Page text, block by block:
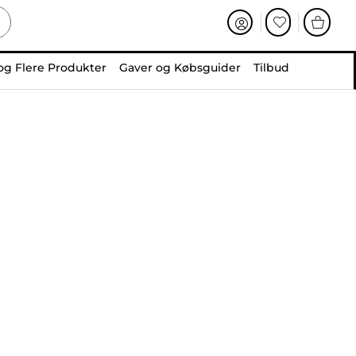
Flere Produkter Gaver og Købsguider Tilbud